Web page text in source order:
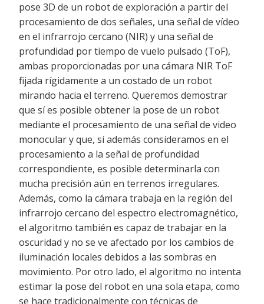
pose 3D de un robot de exploración a partir del
procesamiento de dos señales, una señal de vídeo
en el infrarrojo cercano (NIR) y una señal de
profundidad por tiempo de vuelo pulsado (ToF),
ambas proporcionadas por una cámara NIR ToF
fijada rígidamente a un costado de un robot
mirando hacia el terreno. Queremos demostrar
que sí es posible obtener la pose de un robot
mediante el procesamiento de una señal de video
monocular y que, si además consideramos en el
procesamiento a la señal de profundidad
correspondiente, es posible determinarla con
mucha precisión aún en terrenos irregulares.
Además, como la cámara trabaja en la región del
infrarrojo cercano del espectro electromagnético,
el algoritmo también es capaz de trabajar en la
oscuridad y no se ve afectado por los cambios de
iluminación locales debidos a las sombras en
movimiento. Por otro lado, el algoritmo no intenta
estimar la pose del robot en una sola etapa, como
se hace tradicionalmente con técnicas de